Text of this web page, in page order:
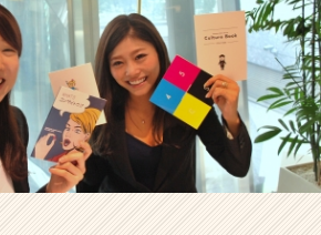
常
編
②
～
【株
式
会
社
イ